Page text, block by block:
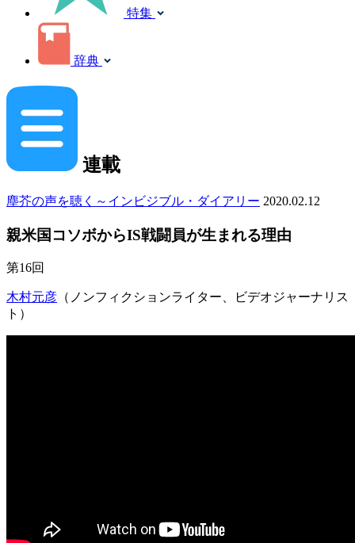
特集
辞典
連載
塵芥の声を聴く～インビジブル・ダイアリー 2020.02.12
親米国コソボからIS戦闘員が生まれる理由
第16回
木村元彦 （ノンフィクションライター、ビデオジャーナリス
ト）